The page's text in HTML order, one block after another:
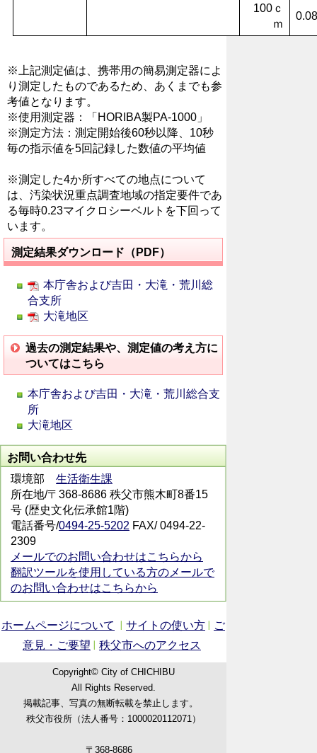
100ｃ
ｍ
※上記測定値は、携帯用の簡易測定器によ
り測定したものであるため、あくまでも参
考値となります。
※使用測定器：「HORIBA製PA-1000」
※測定方法：測定開始後60秒以降、10秒
毎の指示値を5回記録した数値の平均値
※測定した4か所すべての地点について
は、汚染状況重点調査地域の指定要件であ
る毎時0.23マイクロシーベルトを下回って
います。
測定結果ダウンロード（PDF）
本庁舎および吉田・大滝・荒川総
合支所
大滝地区
過去の測定結果や、測定値の考え方に
ついてはこちら
本庁舎および吉田・大滝・荒川総合支
所
大滝地区
お問い合わせ先
環境部 生活衛生課
所在地/〒368-8686 秩父市熊木町8番15
号 (歴史文化伝承館1階)
電話番号/0494-25-5202 FAX/ 0494-22-
2309
メールでのお問い合わせはこちらから
翻訳ツールを使用している方のメールで
のお問い合わせはこちらから
ホームページについて サイトの使い方
ご
意見・ご要望
秩父市へのアクセス
Copyright© City of CHICHIBU
All Rights Reserved.
掲載記事、写真の無断転載を禁止します。
秩父市役所（法人番号：1000020112071）
〒368-8686